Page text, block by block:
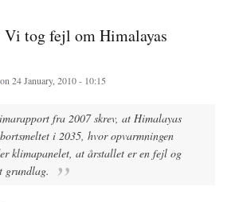
tog fejl om Himalayas
on 24 January, 2010 - 10:15
fra 2007 skrev, at Himalayas
i 2035, hvor opvarmningen
klimapanelet, at årstallet er en fejl og
grundlag.